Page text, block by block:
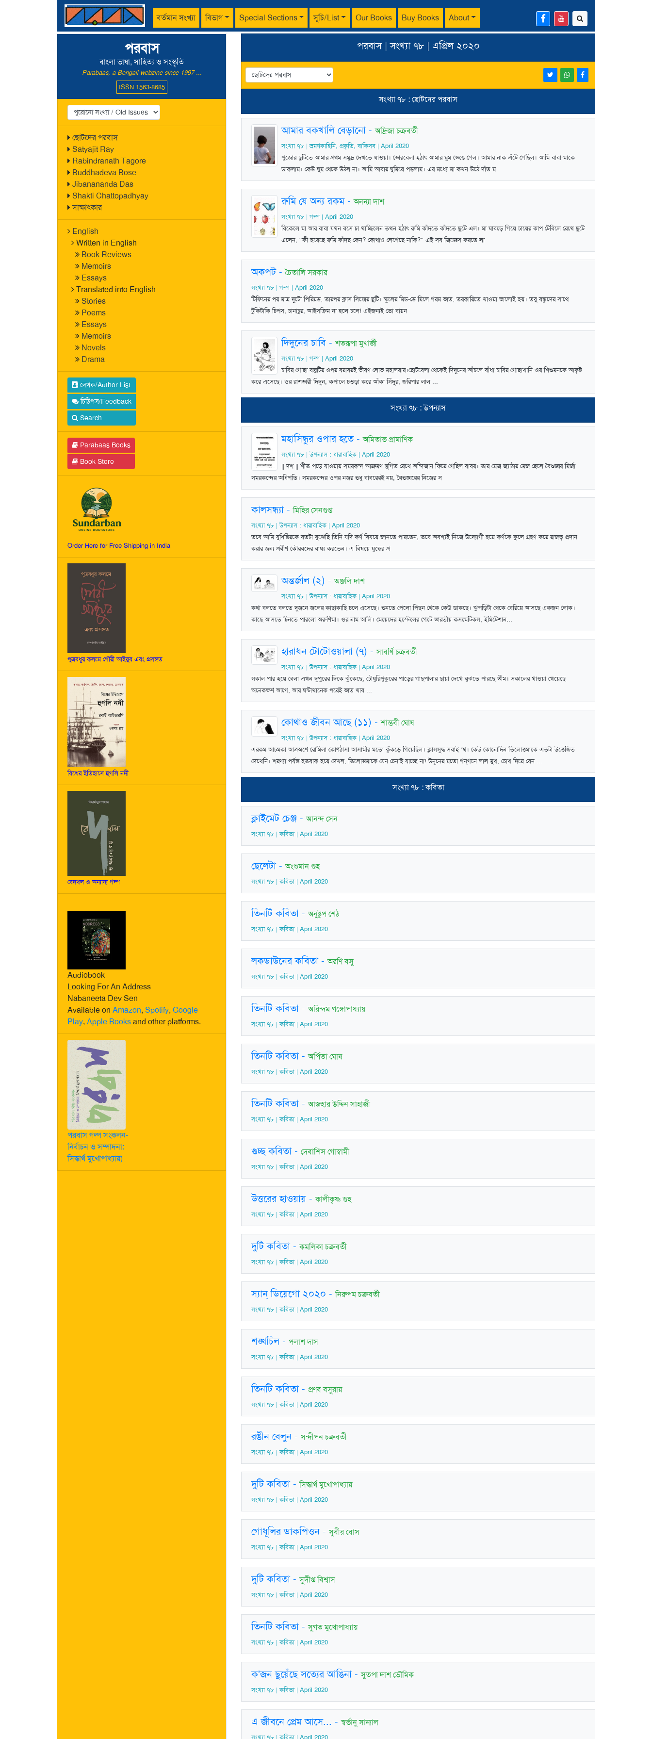
বর্তমান সংখ্যা বিভাগ Special Sections সূচি/List Our Books Buy Books About
পরবাস
বাংলা ভাষা, সাহিত্য ও সংস্কৃতি
Parabaas, a Bengali webzine since 1997 ...
ISSN 1563-8685
ছোটদের পরবাস
Satyajit Ray
Rabindranath Tagore
Buddhadeva Bose
Jibanananda Das
Shakti Chattopadhyay
সাক্ষাৎকার
English
Written in English
Book Reviews
Memoirs
Essays
Translated into English
Stories
Poems
Essays
Memoirs
Novels
Drama
লেখক/Author List
চিঠিপত্র/Feedback
Search
Parabaas Books
Book Store
Order Here for Free Shipping in India
পুত্রবধূর কলমে গৌরী আইয়ুব এবং প্রসঙ্গত
বিশ্বের ইতিহাসে হুগলি নদী
বেদখল ও অন্যান্য গল্প
Audiobook
Looking For An Address
Nabaneeta Dev Sen
Available on Amazon, Spotify, Google
Play, Apple Booksand other platforms.
পরবাস গল্প সংকলন-
নির্বাচন ও সম্পাদনা:
সিদ্ধার্থ মুখোপাধ্যায়)
পরবাস | সংখ্যা ৭৮ | এপ্রিল ২০২০
সংখ্যা ৭৮ : ছোটদের পরবাস
আমার বকখালি বেড়ানো-অদ্রিজা চক্রবর্তী
সংখ্যা ৭৮ | ভ্রমণকাহিনি, প্রকৃতি, বাকিসব | April 2020
পুজোর ছুটিতে আমার প্রথম সমুদ্র দেখতে যাওয়া। ভোরবেলা হঠাৎ আমার ঘুম ভেঙে গেল। আমার নাক এঁটে গেছিল। আমি বাবা-মাকে
ডাকলাম। কেউ ঘুম থেকে উঠল না। আমি আবার ঘুমিয়ে পড়লাম। এর মধ্যে মা কখন উঠে দাঁত ম
রুমি যে অন্য রকম-অনন্যা দাশ
সংখ্যা ৭৮ | গল্প | April 2020
বিকেলে মা আর বাবা যখন বসে চা খাচ্ছিলেন তখন হঠাৎ রুমি কাঁদতে কাঁদতে ছুটে এল। মা ঘাবড়ে গিয়ে চায়ের কাপ টেবিলে রেখে ছুটে
এলেন, “কী হয়েছে রুমি কাঁদছ কেন? কোথাও লেগেছে নাকি?” এই সব জিজ্ঞেস করতে লা
অকপট-চৈতালি সরকার
সংখ্যা ৭৮ | গল্প | April 2020
টিফিনের পর মাত্র দুটো পিরিয়ড, তারপর ক্লাস সিক্সের ছুটি। স্কুলের মিড-ডে মিলে গরম ভাত, তরকারিতে খাওয়া ভালোই হয়। তবু বন্ধুদের সাথে
টুকিটাকি চিপস, চানাচুর, আইসক্রিম না হলে চলে! এইজন্যই তো বায়ন
দিদুনের চাবি -শতরূপা মুখার্জী
সংখ্যা ৭৮ | গল্প | April 2020
চাবির গোছা বস্তুটির ওপর বরাবরই ভীষণ লোভ মহালয়ার।ছোটবেলা থেকেই দিদুনের আঁচলে বাঁধা চাবির গোছাখানি ওর শিশুমনকে আকৃষ্ট
করে এসেছে। ওর রাশভারী দিদুন, কপালে চওড়া করে আঁকা সিঁদুর, জরিপার লাল ...
সংখ্যা ৭৮ : উপন্যাস
মহাসিন্ধুর ওপার হতে-অমিতাভ প্রামাণিক
সংখ্যা ৭৮ | উপন্যাস : ধারাবাহিক | April 2020
|| দশ || শীত পড়ে যাওয়ায় সমরকন্দ আক্রমণ স্থগিত রেখে অন্দিজান ফিরে গেছিল বাবর। তার মেজ জ্যাঠার মেজ ছেলে বৈশুঙ্ঘর মির্জা
সমরকন্দের অধিপতি। সমরকন্দের ওপর নজর শুধু বাবরেরই নয়, বৈশুঙ্ঘরের নিজের স
কালসন্ধ্যা-মিহির সেনগুপ্ত
সংখ্যা ৭৮ | উপন্যাস : ধারাবাহিক | April 2020
তবে আমি যুধিষ্ঠিরকে যতটা বুঝেছি তিনি যদি কর্ণ বিষয়ে জানতে পারতেন, তবে অবশ্যই নিজে উদ্যোগী হয়ে কর্ণকে কুলে গ্রহণ করে রাজত্ব প্রদান
করার জন্য প্রবীণ কৌরবদের বাধ্য করতেন। এ বিষয়ে যুদ্ধের প্র
অন্তর্জাল (২) -অঞ্জলি দাশ
সংখ্যা ৭৮ | উপন্যাস : ধারাবাহিক | April 2020
কথা বলতে বলতে দুজনে জলের কাছাকাছি চলে এসেছে। শুনতে পেলো পিছন থেকে কেউ ডাকছে। ঝুপড়িটা থেকে বেরিয়ে আসছে একজন লোক।
কাছে আসতে চিনতে পারলো অরুণিমা। ওর নাম আলি। মেয়েদের হস্টেলের গেটে ভারতীয় কসমেটিকস, ইমিটেশান...
হারাধন টোটোওয়ালা (৭) -সাবর্ণি চক্রবর্তী
সংখ্যা ৭৮ | উপন্যাস : ধারাবাহিক | April 2020
সকাল পার হয়ে বেলা এখন দুপুরের দিকে ঝুঁকেছে, চৌধুরিপুকুরের পাড়ের গাছপালার ছায়া দেখে বুঝতে পারছে ভীম। সকালের খাওয়া খেয়েছে
অনেকক্ষণ আগে, আর ঘন্টাখানেক পরেই ভাত খাব ...
কোথাও জীবন আছে (১১) -শাম্ভবী ঘোষ
সংখ্যা ৭৮ | উপন্যাস : ধারাবাহিক | April 2020
এরকম আচমকা আক্রমণে রোমিলা কোণঠাসা আসামীর মতো কুঁকড়ে গিয়েছিল। ক্লাসসুদ্ধ সবাই ‘থ। কেউ কোনোদিন তিলোত্তমাকে এতটা উত্তেজিত
দেখেনি। শরণ্যা পর্যন্ত হতবাক হয়ে দেখল, তিলোত্তমাকে যেন চেনাই যাচ্ছে না! উনুনের মতো গন্‌গনে লাল মুখ, চোখ দিয়ে যেন ...
সংখ্যা ৭৮ : কবিতা
ক্লাইমেট চেঞ্জ -আনন্দ সেন
সংখ্যা ৭৮ | কবিতা | April 2020
ছেলেটা-অংশুমান গুহ
সংখ্যা ৭৮ | কবিতা | April 2020
তিনটি কবিতা-অনুষ্টুপ শেঠ
সংখ্যা ৭৮ | কবিতা | April 2020
লকডাউনের কবিতা-অরণি বসু
সংখ্যা ৭৮ | কবিতা | April 2020
তিনটি কবিতা-অরিন্দম গঙ্গোপাধ্যায়
সংখ্যা ৭৮ | কবিতা | April 2020
তিনটি কবিতা-অর্পিতা ঘোষ
সংখ্যা ৭৮ | কবিতা | April 2020
তিনটি কবিতা-আজহার উদ্দিন সাহাজী
সংখ্যা ৭৮ | কবিতা | April 2020
গুচ্ছ কবিতা- দেবাশিস গোস্বামী
সংখ্যা ৭৮ | কবিতা | April 2020
উত্তরের হাওয়ায়-কালীকৃষ্ণ গুহ
সংখ্যা ৭৮ | কবিতা | April 2020
দুটি কবিতা-কমলিকা চক্রবর্তী
সংখ্যা ৭৮ | কবিতা | April 2020
স্যান্ ডিয়েগো ২০২০ -নিরুপম চক্রবর্তী
সংখ্যা ৭৮ | কবিতা | April 2020
শঙ্খচিল- পলাশ দাস
সংখ্যা ৭৮ | কবিতা | April 2020
তিনটি কবিতা- প্রণব বসুরায়
সংখ্যা ৭৮ | কবিতা | April 2020
রঙীন বেলুন -সন্দীপন চক্রবর্তী
সংখ্যা ৭৮ | কবিতা | April 2020
দুটি কবিতা-সিদ্ধার্থ মুখোপাধ্যায়
সংখ্যা ৭৮ | কবিতা | April 2020
গোধূলির ডাকপিওন -সুবীর বোস
সংখ্যা ৭৮ | কবিতা | April 2020
দুটি কবিতা-সুদীপ্ত বিশ্বাস
সংখ্যা ৭৮ | কবিতা | April 2020
তিনটি কবিতা-সুগত মুখোপাধ্যায়
সংখ্যা ৭৮ | কবিতা | April 2020
ক'জন ছুয়েঁছে সত্যের আঙিনা-সুতপা দাশ ভৌমিক
সংখ্যা ৭৮ | কবিতা | April 2020
এ জীবনে প্রেম আসে... -স্বর্ভানু সান্যাল
সংখ্যা ৭৮ | কবিতা | April 2020